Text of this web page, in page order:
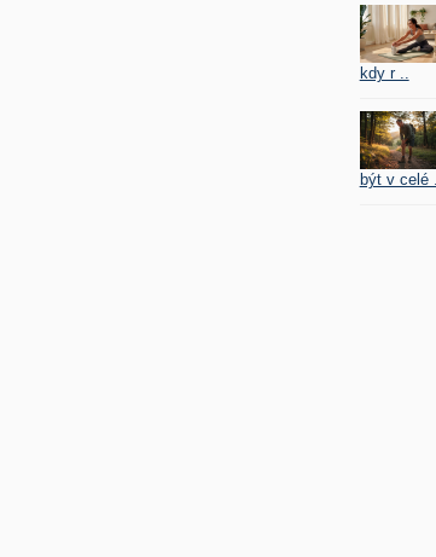
kdy r ..
být v celé ..